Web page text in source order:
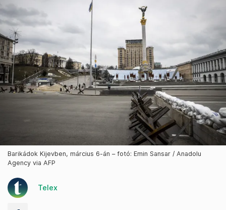
Barikádok Kijevben, március 6-án – fotó: Emin Sansar / Anadolu
Agency via AFP
Telex